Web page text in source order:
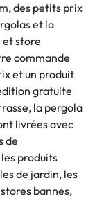
des petits prix
et la
store
commande
et un produit
gratuite
la pergola
livrées avec
de
produits
de jardin, les
bannes,